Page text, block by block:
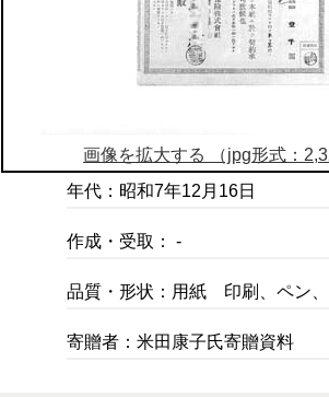
画像を拡大する （jpg形式：
年代：昭和7年12月16日
作成・受取： -
品質・形状：用紙 印刷、ペン
寄贈者：米田康子氏寄贈資料